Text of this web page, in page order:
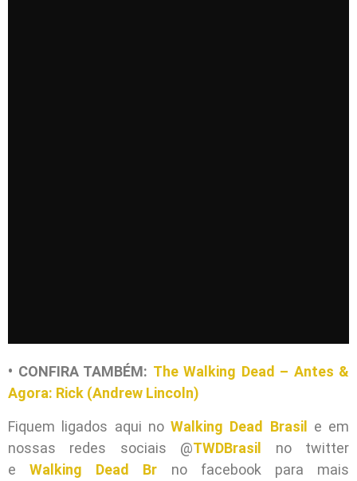
• CONFIRA TAMBÉM: The Walking Dead – Antes &
Agora: Rick (Andrew Lincoln)
Fiquem ligados aqui no Walking Dead Brasil e em
nossas redes sociais @TWDBrasil no twitter
eWalking Dead Br no facebook para mais